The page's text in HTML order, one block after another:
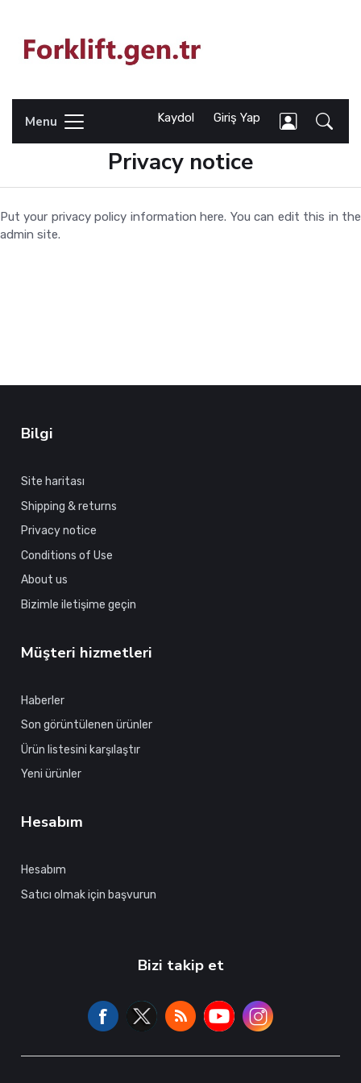
Menu Kaydol Giriş Yap
Privacy notice
Put your privacy policy information here. You can edit this in the
admin site.
Bilgi
Site haritası
Shipping & returns
Privacy notice
Conditions of Use
About us
Bizimle iletişime geçin
Müşteri hizmetleri
Haberler
Son görüntülenen ürünler
Ürün listesini karşılaştır
Yeni ürünler
Hesabım
Hesabım
Satıcı olmak için başvurun
Bizi takip et